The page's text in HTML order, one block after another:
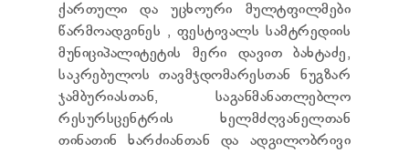
ქართული და უცხოური მულტფილმები
წარმოადგინეს , ფესტივალს სამტრედიის
მუნიციპალიტეტის მერი დავით ბახტაძე,
საკრებულოს თავმჯდომარესთან ნუგზარ
ჯამბურიასთან, საგანმანათლებლო
რესურსცენტრის ხელმძღვანელთან
თინათინ ხარძიანთან და ადგილობრივი